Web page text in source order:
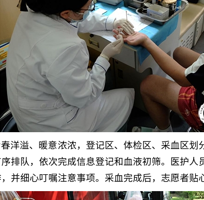
洋溢、暖意浓浓，登记区、体检区、采血区划
排队，依次完成信息登记和血液初筛。医护人
并细心叮嘱注意事项。采血完成后，志愿者贴